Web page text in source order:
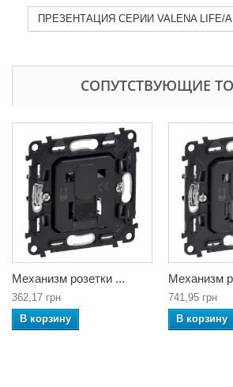
ПРЕЗЕНТАЦИЯ СЕРИИ VALENA LIFE/
СОПУТСТВУЮЩИЕ
Механизм розетки ...
362,17 грн
В корзину
Механизм
741,95 грн
В корзину